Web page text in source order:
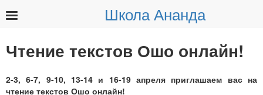
Школа Ананда
Чтение текстов Ошо онлайн!
2-3, 6-7, 9-10, 13-14 и 16-19 апреля приглашаем вас на
чтение текстов Ошо онлайн!